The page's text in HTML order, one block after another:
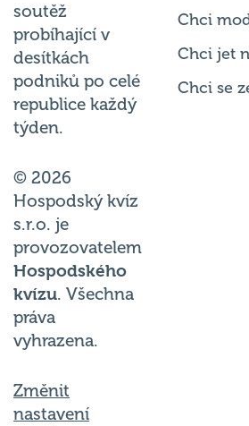
soutěž
probíhající v
desítkách
podniků po celé
republice každý
týden.
© 2026
Hospodský kvíz
s.r.o. je
provozovatelem
Hospodského
kvízu. Všechna
práva
vyhrazena.
Změnit
nastavení
Chci
Chci jet
Chci se